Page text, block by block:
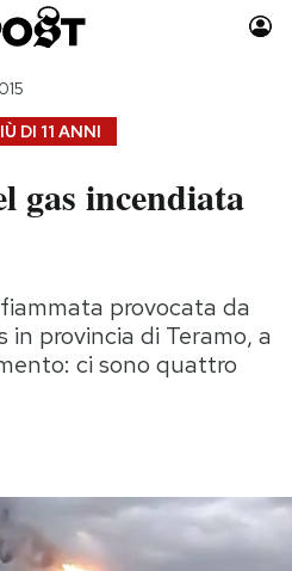
Moda
Storie/Idee
Ok Boomer!
Media
DI 11 ANNI
gas incendiata
provocata da
provincia di Teramo, a
ci sono quattro